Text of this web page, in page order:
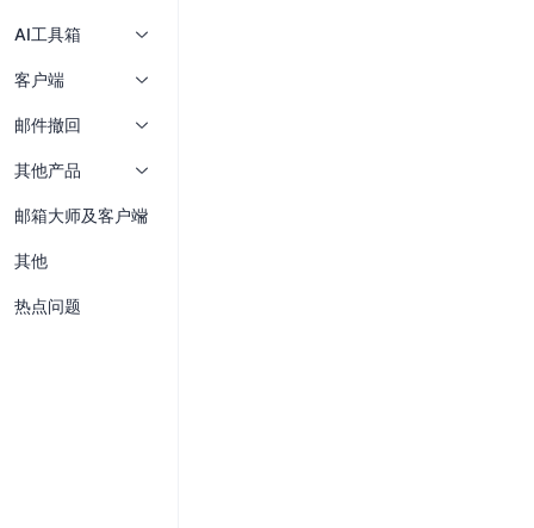
AI工具箱
客户端
邮件撤回
其他产品
邮箱大师及客户端
其他
热点问题